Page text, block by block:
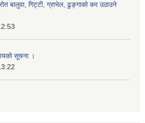
बालुवा, गिट्टी, ग्राभेल, ढुङ्गाको कर उठाउने
सूचना ।